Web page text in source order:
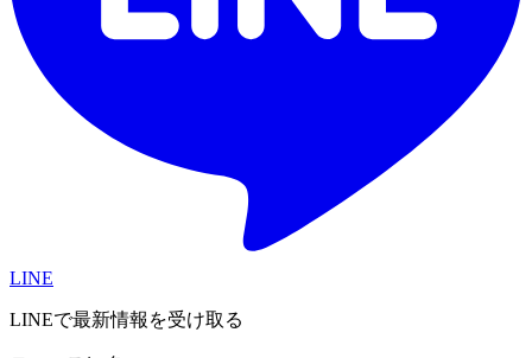
LINE
LINEで最新情報を受け取る